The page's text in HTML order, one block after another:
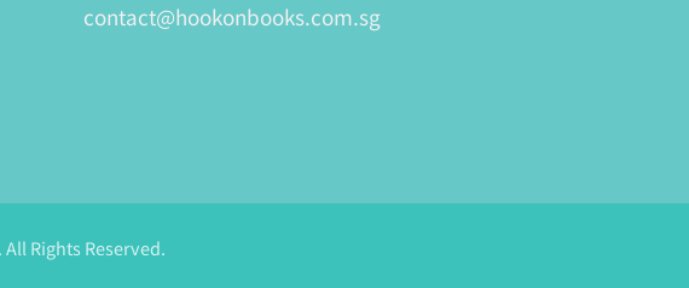
contact@hookonbooks.com.sg
Rights Reserved.